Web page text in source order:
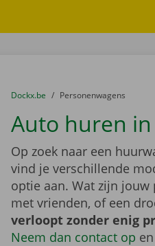
U bevindt zich hier:
van
Dockx.be naar
Personenwagens
Auto huren
Op zoek naar een
vind je verschillende
optie aan. Wat zijn jouw
met vrienden, of een
verloopt zonder enig
Neem dan contact op